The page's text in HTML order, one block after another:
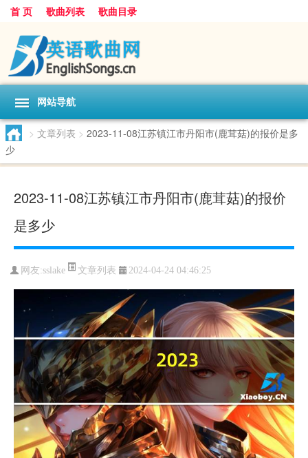
首 页 歌曲列表 歌曲目录
网站导航
> 文章列表 > 2023-11-08江苏镇江市丹阳市(鹿茸菇)的报价是多
少
2023-11-08江苏镇江市丹阳市(鹿茸菇)的报价
是多少
网友:sslake 文章列表 2024-04-24 04:46:25